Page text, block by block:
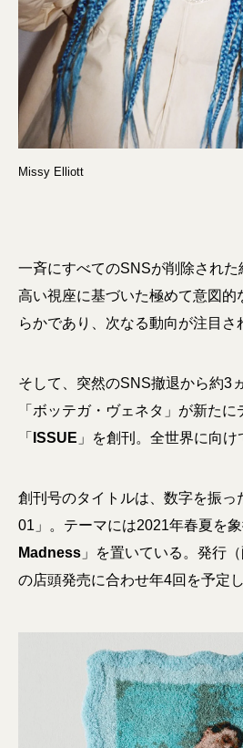
Missy Elliott
一斉にすべてのSNSが削除され
高い視座に基づいた極めて意図的
らかであり、次なる動向が注目さ
そして、突然のSNS撤退から約3
「ボッテガ・ヴェネタ」が新た
「 ISSUE 」を創刊。全世界に向け
創刊号のタイトルは、数字を振っ
01」。テーマには2021年春夏を象
Madness 」を置いている。発行
の店頭発売に合わせ年4回を予定